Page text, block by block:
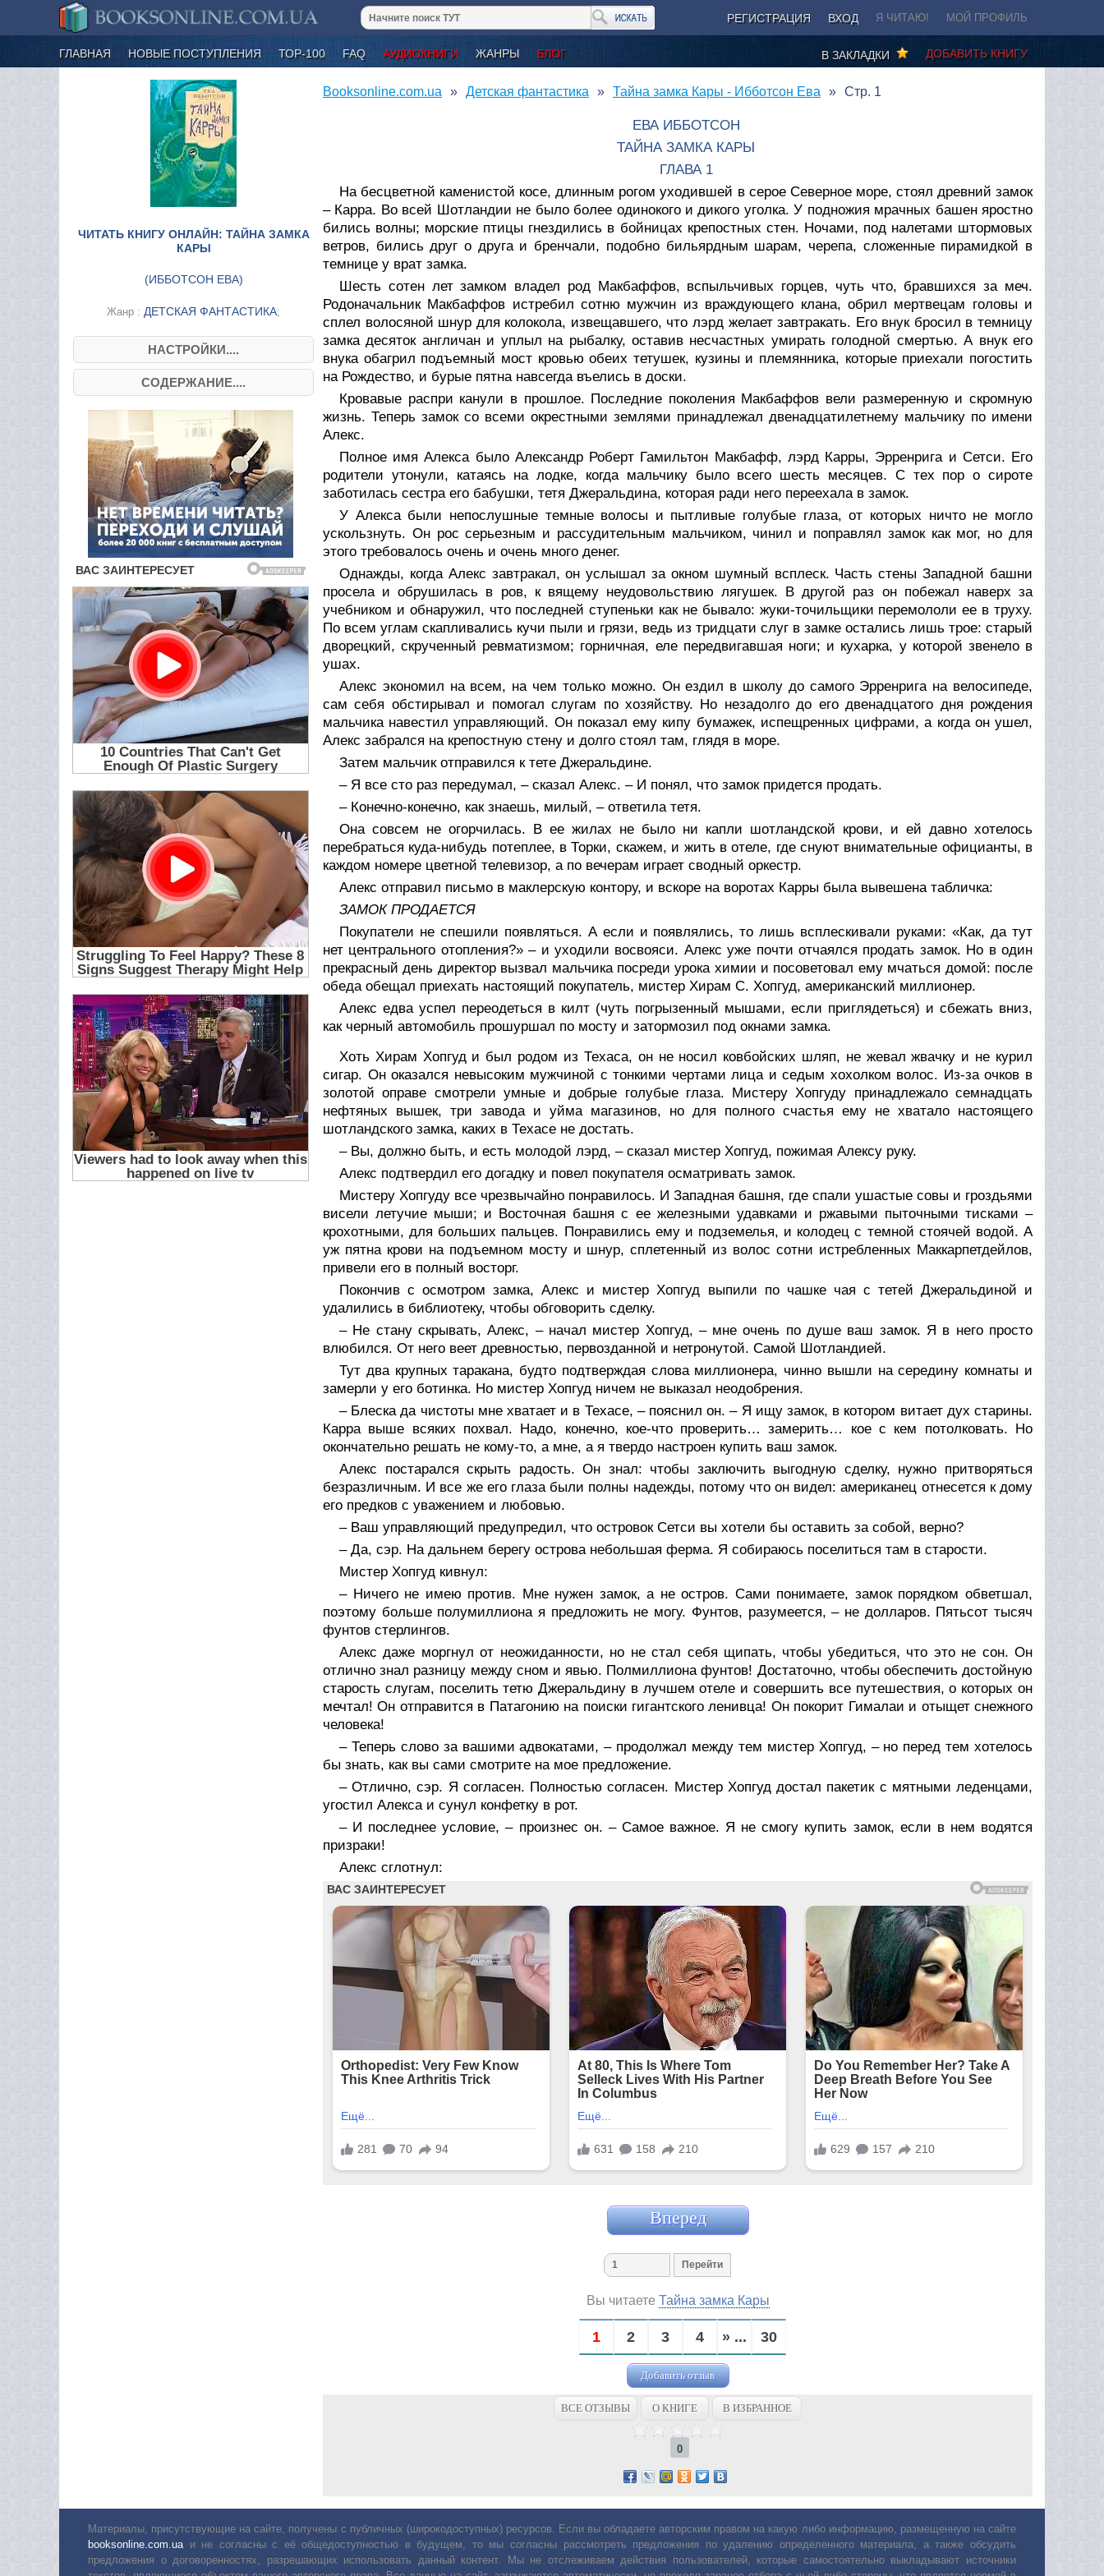
РЕГИСТРАЦИЯ ВХОД Я ЧИТАЮ! МОЙ ПРОФИЛЬ
ГЛАВНАЯ НОВЫЕ ПОСТУПЛЕНИЯ ТОР-100 FAQ АУДИОКНИГИ ЖАНРЫ БЛОГ ДОБАВИТЬ КНИГУ
В ЗАКЛАДКИ
ЧИТАТЬ КНИГУ ОНЛАЙН: ТАЙНА ЗАМКА
КАРЫ
(ИББОТСОН ЕВА)
Жанр : ДЕТСКАЯ ФАНТАСТИКА;
НАСТРОЙКИ....
СОДЕРЖАНИЕ....
Booksonline.com.ua Детская фантастика Тайна замка Кары - Ибботсон Ева Стр. 1
ЕВА ИББОТСОН
ТАЙНА ЗАМКА КАРЫ
ГЛАВА 1
На бесцветной каменистой косе, длинным рогом уходившей в серое Северное море, стоял древний замок
– Карра. Во всей Шотландии не было более одинокого и дикого уголка. У подножия мрачных башен яростно
бились волны; морские птицы гнездились в бойницах крепостных стен. Ночами, под налетами штормовых
ветров, бились друг о друга и бренчали, подобно бильярдным шарам, черепа, сложенные пирамидкой в
темнице у врат замка.
Шесть сотен лет замком владел род Макбаффов, вспыльчивых горцев, чуть что, бравшихся за меч.
Родоначальник Макбаффов истребил сотню мужчин из враждующего клана, обрил мертвецам головы и
сплел волосяной шнур для колокола, извещавшего, что лэрд желает завтракать. Его внук бросил в темницу
замка десяток англичан и уплыл на рыбалку, оставив несчастных умирать голодной смертью. А внук его
внука обагрил подъемный мост кровью обеих тетушек, кузины и племянника, которые приехали погостить
на Рождество, и бурые пятна навсегда въелись в доски.
Кровавые распри канули в прошлое. Последние поколения Макбаффов вели размеренную и скромную
жизнь. Теперь замок со всеми окрестными землями принадлежал двенадцатилетнему мальчику по имени
Алекс.
Полное имя Алекса было Александр Роберт Гамильтон Макбафф, лэрд Карры, Эрренрига и Сетси. Его
родители утонули, катаясь на лодке, когда мальчику было всего шесть месяцев. С тех пор о сироте
заботилась сестра его бабушки, тетя Джеральдина, которая ради него переехала в замок.
У Алекса были непослушные темные волосы и пытливые голубые глаза, от которых ничто не могло
ускользнуть. Он рос серьезным и рассудительным мальчиком, чинил и поправлял замок как мог, но для
этого требовалось очень и очень много денег.
Однажды, когда Алекс завтракал, он услышал за окном шумный всплеск. Часть стены Западной башни
просела и обрушилась в ров, к вящему неудовольствию лягушек. В другой раз он побежал наверх за
учебником и обнаружил, что последней ступеньки как не бывало: жуки-точильщики перемололи ее в труху.
По всем углам скапливались кучи пыли и грязи, ведь из тридцати слуг в замке остались лишь трое: старый
дворецкий, скрученный ревматизмом; горничная, еле передвигавшая ноги; и кухарка, у которой звенело в
ушах.
Алекс экономил на всем, на чем только можно. Он ездил в школу до самого Эрренрига на велосипеде,
сам себя обстирывал и помогал слугам по хозяйству. Но незадолго до его двенадцатого дня рождения
мальчика навестил управляющий. Он показал ему кипу бумажек, испещренных цифрами, а когда он ушел,
Алекс забрался на крепостную стену и долго стоял там, глядя в море.
Затем мальчик отправился к тете Джеральдине.
– Я все сто раз передумал, – сказал Алекс. – И понял, что замок придется продать.
– Конечно-конечно, как знаешь, милый, – ответила тетя.
Она совсем не огорчилась. В ее жилах не было ни капли шотландской крови, и ей давно хотелось
перебраться куда-нибудь потеплее, в Торки, скажем, и жить в отеле, где снуют внимательные официанты, в
каждом номере цветной телевизор, а по вечерам играет сводный оркестр.
Алекс отправил письмо в маклерскую контору, и вскоре на воротах Карры была вывешена табличка:
ЗАМОК ПРОДАЕТСЯ
Покупатели не спешили появляться. А если и появлялись, то лишь всплескивали руками: «Как, да тут
нет центрального отопления?» – и уходили восвояси. Алекс уже почти отчаялся продать замок. Но в один
прекрасный день директор вызвал мальчика посреди урока химии и посоветовал ему мчаться домой: после
обеда обещал приехать настоящий покупатель, мистер Хирам С. Хопгуд, американский миллионер.
Алекс едва успел переодеться в килт (чуть погрызенный мышами, если приглядеться) и сбежать вниз,
как черный автомобиль прошуршал по мосту и затормозил под окнами замка.
Хоть Хирам Хопгуд и был родом из Техаса, он не носил ковбойских шляп, не жевал жвачку и не курил
сигар. Он оказался невысоким мужчиной с тонкими чертами лица и седым хохолком волос. Из-за очков в
золотой оправе смотрели умные и добрые голубые глаза. Мистеру Хопгуду принадлежало семнадцать
нефтяных вышек, три завода и уйма магазинов, но для полного счастья ему не хватало настоящего
шотландского замка, каких в Техасе не достать.
– Вы, должно быть, и есть молодой лэрд, – сказал мистер Хопгуд, пожимая Алексу руку.
Алекс подтвердил его догадку и повел покупателя осматривать замок.
Мистеру Хопгуду все чрезвычайно понравилось. И Западная башня, где спали ушастые совы и гроздьями
висели летучие мыши; и Восточная башня с ее железными удавками и ржавыми пыточными тисками –
крохотными, для больших пальцев. Понравились ему и подземелья, и колодец с темной стоячей водой. А
уж пятна крови на подъемном мосту и шнур, сплетенный из волос сотни истребленных Маккарпетдейлов,
привели его в полный восторг.
Покончив с осмотром замка, Алекс и мистер Хопгуд выпили по чашке чая с тетей Джеральдиной и
удалились в библиотеку, чтобы обговорить сделку.
– Не стану скрывать, Алекс, – начал мистер Хопгуд, – мне очень по душе ваш замок. Я в него просто
влюбился. От него веет древностью, первозданной и нетронутой. Самой Шотландией.
Тут два крупных таракана, будто подтверждая слова миллионера, чинно вышли на середину комнаты и
замерли у его ботинка. Но мистер Хопгуд ничем не выказал неодобрения.
– Блеска да чистоты мне хватает и в Техасе, – пояснил он. – Я ищу замок, в котором витает дух старины.
Карра выше всяких похвал. Надо, конечно, кое-что проверить… замерить… кое с кем потолковать. Но
окончательно решать не кому-то, а мне, а я твердо настроен купить ваш замок.
Алекс постарался скрыть радость. Он знал: чтобы заключить выгодную сделку, нужно притворяться
безразличным. И все же его глаза были полны надежды, потому что он видел: американец отнесется к дому
его предков с уважением и любовью.
– Ваш управляющий предупредил, что островок Сетси вы хотели бы оставить за собой, верно?
– Да, сэр. На дальнем берегу острова небольшая ферма. Я собираюсь поселиться там в старости.
Мистер Хопгуд кивнул:
– Ничего не имею против. Мне нужен замок, а не остров. Сами понимаете, замок порядком обветшал,
поэтому больше полумиллиона я предложить не могу. Фунтов, разумеется, – не долларов. Пятьсот тысяч
фунтов стерлингов.
Алекс даже моргнул от неожиданности, но не стал себя щипать, чтобы убедиться, что это не сон. Он
отлично знал разницу между сном и явью. Полмиллиона фунтов! Достаточно, чтобы обеспечить достойную
старость слугам, поселить тетю Джеральдину в лучшем отеле и совершить все путешествия, о которых он
мечтал! Он отправится в Патагонию на поиски гигантского ленивца! Он покорит Гималаи и отыщет снежного
человека!
– Теперь слово за вашими адвокатами, – продолжал между тем мистер Хопгуд, – но перед тем хотелось
бы знать, как вы сами смотрите на мое предложение.
– Отлично, сэр. Я согласен. Полностью согласен. Мистер Хопгуд достал пакетик с мятными леденцами,
угостил Алекса и сунул конфетку в рот.
– И последнее условие, – произнес он. – Самое важное. Я не смогу купить замок, если в нем водятся
призраки!
Алекс сглотнул:
Вперед
Вы читаете Тайна замка Кары
1 2 3 4 » ... 30
Добавить отзыв
ВСЕ ОТЗЫВЫ О КНИГЕ В ИЗБРАННОЕ
0
Материалы, присутствующие на сайте, получены с публичных (широкодоступных) ресурсов. Если вы обладаете авторским правом на какую либо информацию, размещенную на сайте
booksonline.com.ua и не согласны с её общедоступностью в будущем, то мы согласны рассмотреть предложения по удалению определенного материала, а также обсудить
предложения о договоренностях, разрешающих использовать данный контент. Мы не отслеживаем действия пользователей, которые самостоятельно выкладывают источники